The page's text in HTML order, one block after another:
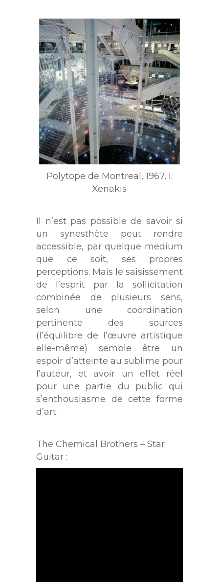
Polytope de Montreal, 1967, I.
Xenakis
Il n’est pas possible de savoir si
un synesthète peut rendre
accessible, par quelque medium
que ce soit, ses propres
perceptions. Mais le saisissement
de l’esprit par la sollicitation
combinée de plusieurs sens,
selon une coordination
pertinente des sources
(l’équilibre de l’œuvre artistique
elle-même) semble être un
espoir d’atteinte au sublime pour
l’auteur, et avoir un effet réel
pour une partie du public qui
s’enthousiasme de cette forme
d’art.
The Chemical Brothers – Star
Guitar :